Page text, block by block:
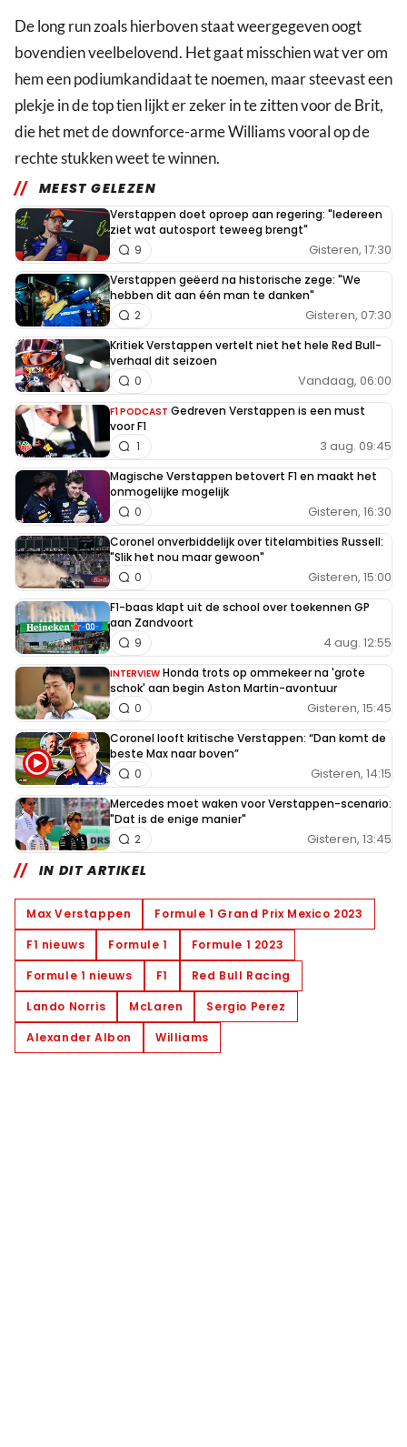
De long run zoals hierboven staat weergegeven oogt
bovendien veelbelovend. Het gaat misschien wat ver om
hem een podiumkandidaat te noemen, maar steevast een
plekje in de top tien lijkt er zeker in te zitten voor de Brit,
die het met de downforce-arme Williams vooral op de
rechte stukken weet te winnen.
MEEST GELEZEN
Verstappen doet oproep aan regering: "Iedereen
ziet wat autosport teweeg brengt"
Gisteren, 17:30
9
Verstappen geëerd na historische zege: "We
hebben dit aan één man te danken"
Gisteren, 07:30
2
Kritiek Verstappen vertelt niet het hele Red Bull-
verhaal dit seizoen
Vandaag, 06:00
0
F1 PODCAST Gedreven Verstappen is een must
voor F1
3 aug. 09:45
1
Magische Verstappen betovert F1 en maakt het
onmogelijke mogelijk
Gisteren, 16:30
0
Coronel onverbiddelijk over titelambities Russell:
"Slik het nou maar gewoon"
Gisteren, 15:00
0
F1-baas klapt uit de school over toekennen GP
aan Zandvoort
4 aug. 12:55
9
INTERVIEW Honda trots op ommekeer na 'grote
schok' aan begin Aston Martin-avontuur
Gisteren, 15:45
0
Coronel looft kritische Verstappen: “Dan komt de
beste Max naar boven”
Gisteren, 14:15
0
Mercedes moet waken voor Verstappen-scenario:
"Dat is de enige manier"
Gisteren, 13:45
2
IN DIT ARTIKEL
Max Verstappen
Formule 1 Grand Prix Mexico 2023
F1 nieuws
Formule 1
Formule 1 2023
Formule 1 nieuws
F1
Red Bull Racing
Lando Norris
McLaren
Sergio Perez
Alexander Albon
Williams